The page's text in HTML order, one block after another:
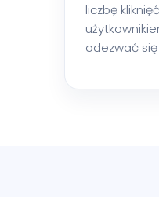
liczbę
odezwać